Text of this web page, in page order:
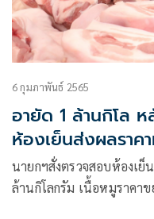
6 กุมภาพันธ์ 2565
อายัด 1 ล้านกิโล
ห้องเย็นส่งผลราค
นายกฯสั่งตรวจสอบห้องเย็
ล้านกิโลกรัม เนื้อหมูราคา